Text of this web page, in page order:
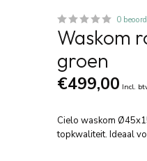
0
Waskom
groen
€499,00 Incl.
Cielo waskom
topkwaliteit. Ideaal